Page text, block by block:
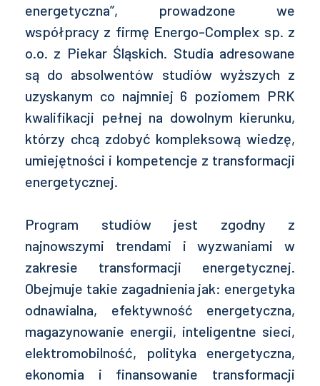
energetyczna”, prowadzone we
współpracy z firmę Energo-Complex sp. z
o.o. z Piekar Śląskich. Studia adresowane
są do absolwentów studiów wyższych z
uzyskanym co najmniej 6 poziomem PRK
kwalifikacji pełnej na dowolnym kierunku,
którzy chcą zdobyć kompleksową wiedzę,
umiejętności i kompetencje z transformacji
energetycznej.
Program studiów jest zgodny z
najnowszymi trendami i wyzwaniami w
zakresie transformacji energetycznej.
Obejmuje takie zagadnienia jak: energetyka
odnawialna, efektywność energetyczna,
magazynowanie energii, inteligentne sieci,
elektromobilność, polityka energetyczna,
ekonomia i finansowanie transformacji